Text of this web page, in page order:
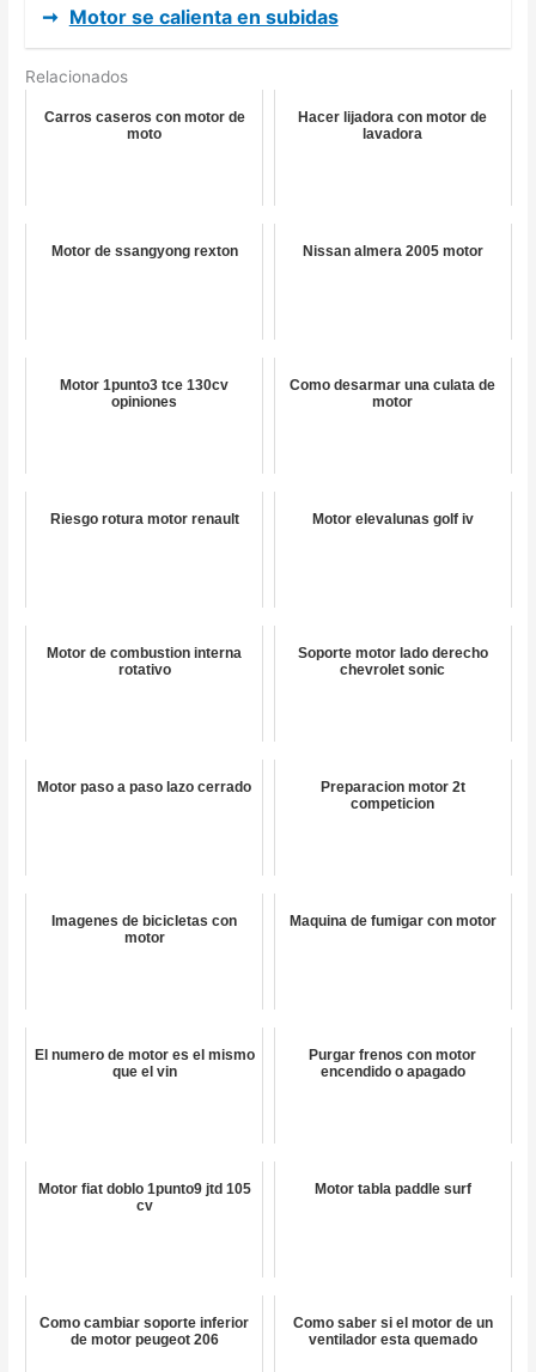
➞ Motor se calienta en subidas
Relacionados
Carros caseros con motor de
moto
Hacer lijadora con motor de
lavadora
Motor de ssangyong rexton Nissan almera 2005 motor
Motor 1punto3 tce 130cv
opiniones
Como desarmar una culata de
motor
Riesgo rotura motor renault Motor elevalunas golf iv
Motor de combustion interna
rotativo
Soporte motor lado derecho
chevrolet sonic
Motor paso a paso lazo cerrado
Preparacion motor 2t
competicion
Imagenes de bicicletas con
motor
Maquina de fumigar con motor
El numero de motor es el mismo
que el vin
Purgar frenos con motor
encendido o apagado
Motor fiat doblo 1punto9 jtd 105
cv
Motor tabla paddle surf
Como cambiar soporte inferior
de motor peugeot 206
Como saber si el motor de un
ventilador esta quemado